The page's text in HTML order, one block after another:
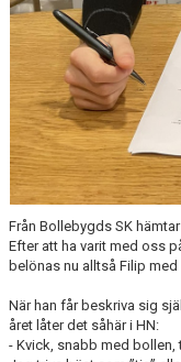
Från Bollebygds SK
Efter att ha varit med oss
belönas nu alltså Filip
När han får beskriva sig
året låter det såhär i HN:
- Kvick, snabb med